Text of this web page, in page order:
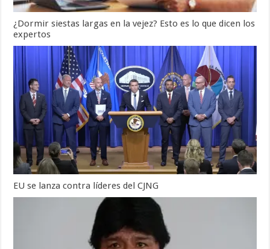
¿Dormir siestas largas en la vejez? Esto es lo que dicen los
expertos
EU se lanza contra líderes del CJNG